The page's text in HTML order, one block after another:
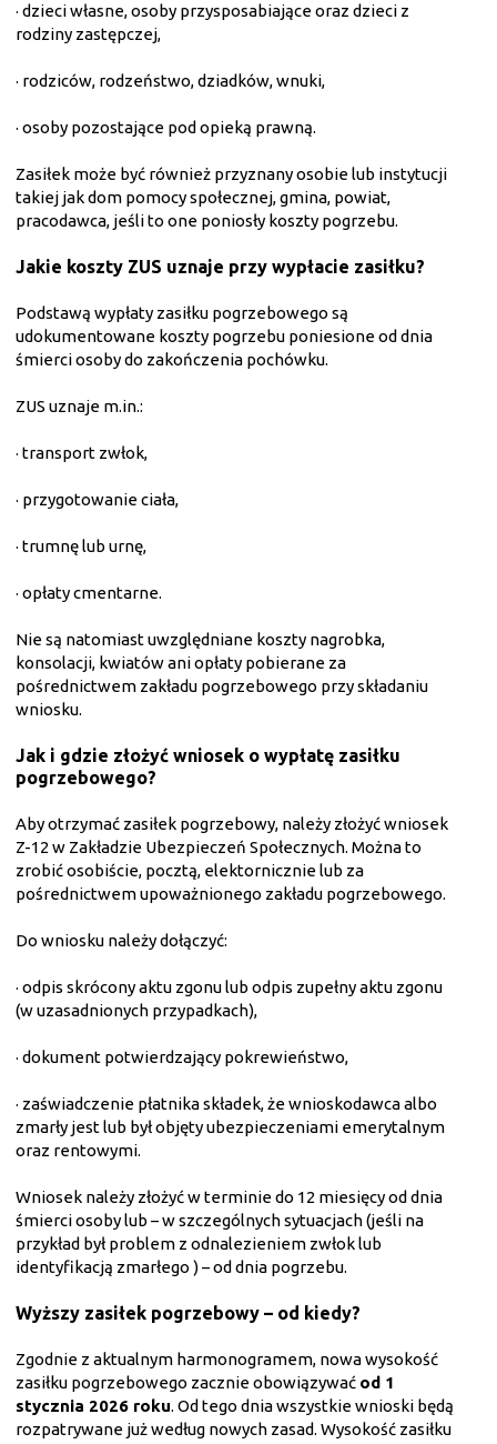
· dzieci własne, osoby przysposabiające oraz dzieci z
rodziny zastępczej,
· rodziców, rodzeństwo, dziadków, wnuki,
· osoby pozostające pod opieką prawną.
Zasiłek może być również przyznany osobie lub instytucji
takiej jak dom pomocy społecznej, gmina, powiat,
pracodawca, jeśli to one poniosły koszty pogrzebu.
Jakie koszty ZUS uznaje przy wypłacie zasiłku?
Podstawą wypłaty zasiłku pogrzebowego są
udokumentowane koszty pogrzebu poniesione od dnia
śmierci osoby do zakończenia pochówku.
ZUS uznaje m.in.:
· transport zwłok,
· przygotowanie ciała,
· trumnę lub urnę,
· opłaty cmentarne.
Nie są natomiast uwzględniane koszty nagrobka,
konsolacji, kwiatów ani opłaty pobierane za
pośrednictwem zakładu pogrzebowego przy składaniu
wniosku.
Jak i gdzie złożyć wniosek o wypłatę zasiłku
pogrzebowego?
Aby otrzymać zasiłek pogrzebowy, należy złożyć wniosek
Z-12 w Zakładzie Ubezpieczeń Społecznych. Można to
zrobić osobiście, pocztą, elektornicznie lub za
pośrednictwem upoważnionego zakładu pogrzebowego.
Do wniosku należy dołączyć:
· odpis skrócony aktu zgonu lub odpis zupełny aktu zgonu
(w uzasadnionych przypadkach),
· dokument potwierdzający pokrewieństwo,
· zaświadczenie płatnika składek, że wnioskodawca albo
zmarły jest lub był objęty ubezpieczeniami emerytalnym
oraz rentowymi.
Wniosek należy złożyć w terminie do 12 miesięcy od dnia
śmierci osoby lub – w szczególnych sytuacjach (jeśli na
przykład był problem z odnalezieniem zwłok lub
identyfikacją zmarłego ) – od dnia pogrzebu.
Wyższy zasiłek pogrzebowy – od kiedy?
Zgodnie z aktualnym harmonogramem, nowa wysokość
zasiłku pogrzebowego zacznie obowiązywać od 1
stycznia 2026 roku. Od tego dnia wszystkie wnioski będą
rozpatrywane już według nowych zasad. Wysokość zasiłku